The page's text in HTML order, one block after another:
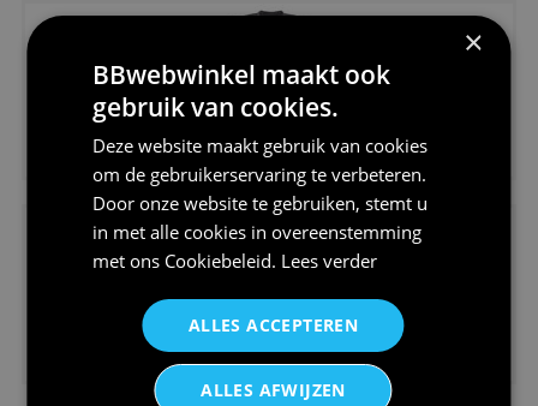
Koningsdag shirt heren v-hals ...
€24,95
V-hals shirt rood wit blauw st...
×
BBwebwinkel maakt ook
gebruik van cookies.
Deze website maakt gebruik van cookies
om de gebruikerservaring te verbeteren.
Door onze website te gebruiken, stemt u
in met alle cookies in overeenstemming
met ons Cookiebeleid. Lees verder
ALLES ACCEPTEREN
ALLES AFWIJZEN